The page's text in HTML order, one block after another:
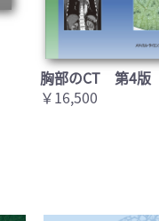
胸部のCT 第4版
￥16,500